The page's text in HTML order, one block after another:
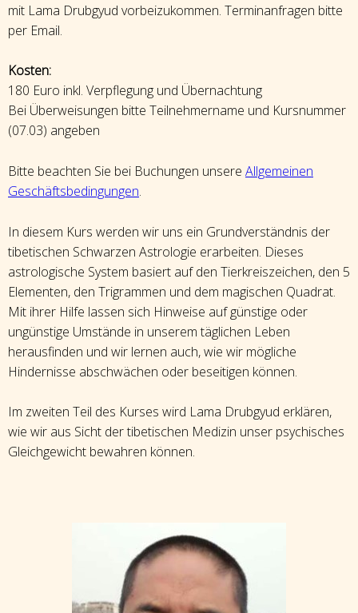
mit Lama Drubgyud vorbeizukommen. Terminanfragen bitte
per Email.
Kosten:
180 Euro inkl. Verpflegung und Übernachtung
Bei Überweisungen bitte Teilnehmername und Kursnummer
(07.03) angeben
Bitte beachten Sie bei Buchungen unsere Allgemeinen
Geschäftsbedingungen.
In diesem Kurs werden wir uns ein Grundverständnis der
tibetischen Schwarzen Astrologie erarbeiten. Dieses
astrologische System basiert auf den Tierkreiszeichen, den 5
Elementen, den Trigrammen und dem magischen Quadrat.
Mit ihrer Hilfe lassen sich Hinweise auf günstige oder
ungünstige Umstände in unserem täglichen Leben
herausfinden und wir lernen auch, wie wir mögliche
Hindernisse abschwächen oder beseitigen können.
Im zweiten Teil des Kurses wird Lama Drubgyud erklären,
wie wir aus Sicht der tibetischen Medizin unser psychisches
Gleichgewicht bewahren können.